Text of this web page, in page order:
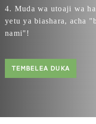
4. Muda wa utoaji wa
yetu ya biashara, acha
nami"!
TEMBELEA DUKA